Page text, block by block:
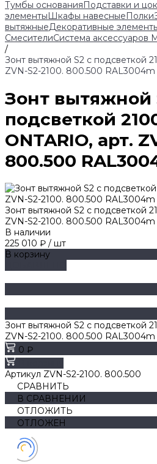
Тумбы основанияПодставки и
элементыШкафы навесныеПолки
вытяжныеДекоративные
СмесителиСистема аксессуаров
/
Зонт вытяжной S2 с подсветкой
ZVN-S2-2100. 800.500
Зонт вытяжной
подсветкой
ONTARIO, арт.
800.500
Зонт вытяжной S2 с подсветкой
ZVN-S2-2100. 800.500
В наличии
225 010 ₽ / шт
В корзину
Зонт вытяжной S2 с подсветкой
ZVN-S2-2100. 800.500
0 ₽
Артикул ZVN-S2-2100. 800.500
СРАВНИТЬ
В СРАВНЕНИИ
ОТЛОЖИТЬ
ОТЛОЖЕН